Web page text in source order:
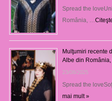
Spread the
România, …
Mulţumiri recente
Albe din
23/08/2025
Spread the
mai mult »